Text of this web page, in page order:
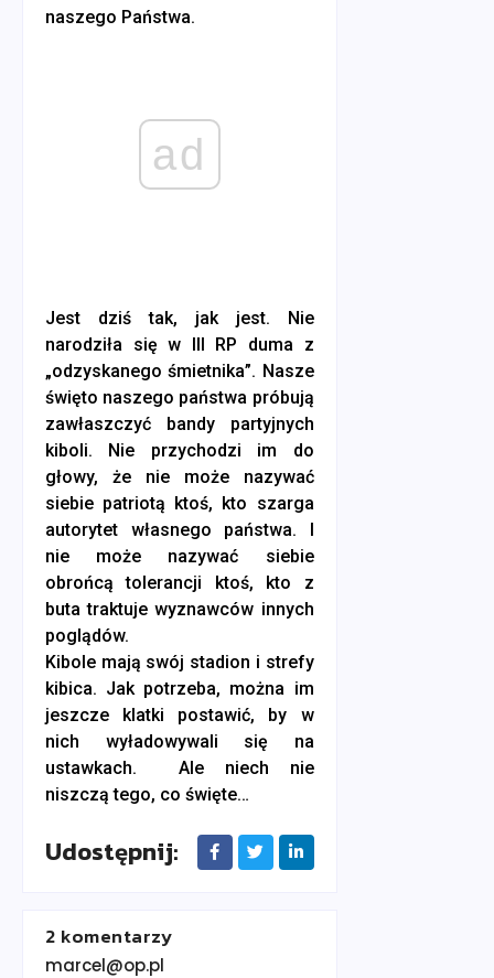
naszego Państwa.
ad
Jest dziś tak, jak jest. Nie
narodziła się w III RP duma z
„odzyskanego śmietnika”. Nasze
święto naszego państwa próbują
zawłaszczyć bandy partyjnych
kiboli. Nie przychodzi im do
głowy, że nie może nazywać
siebie patriotą ktoś, kto szarga
autorytet własnego państwa. I
nie może nazywać siebie
obrońcą tolerancji ktoś, kto z
buta traktuje wyznawców innych
poglądów.
Kibole mają swój stadion i strefy
kibica. Jak potrzeba, można im
jeszcze klatki postawić, by w
nich wyładowywali się na
ustawkach. Ale niech nie
niszczą tego, co święte…
Udostępnij:
2 komentarzy
marcel@op.pl